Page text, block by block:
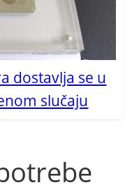
dostavlja se u
slučaju